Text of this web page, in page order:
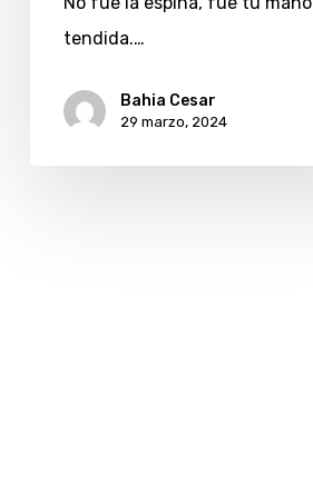
tendida.…
Bahia Cesar
29 marzo, 2024